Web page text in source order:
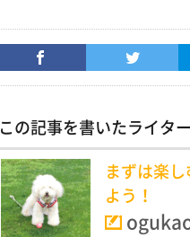
この記事を書いたライター
まずは楽
よう！